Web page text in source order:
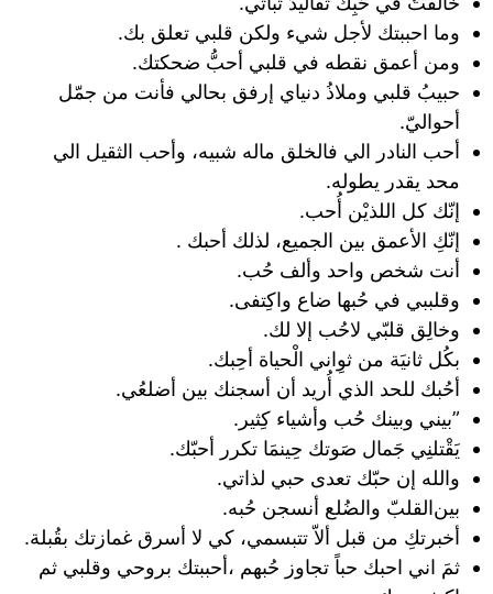
وما احببتك لأجل شيء ولكن قلبي تعلق بك.
ومن أعمق نقطه في قلبي أحبُّ ضحكتك.
حبيبُ قلبي وملاذُ دنياي إرفق بحالي فأنت من جمّل
أحواليّ.
أحب النادر الي فالخلق ماله شبيه، وأحب الثقيل الي
محد يقدر يطوله.
‏إنّك كل اللذيْن أُحب.
إنّكِ الأعمق بين الجميع، لذلك أحبك .
أنت شخص واحد وألف حُب.
‏وقلببي في حُبها ضاع واكِتفى.
‏وخالِق قلبّي لاحُب إلا لك.
‏بكُل ‌ثانيَة من ‌ثوِاني ‌الْحياة أحِبك.
‏أحُبك للحد الذي أُريد أن أسجنك بين أضلعُي.
‏”بيني وبينك حُب وأشياء كِثير.
‏يَقْتلنِي جَمال صَوتك حِينمَا تكرر أحبّك.
‏والله إن حبّك تعدى حبي لذاتي.
بينﺍلقلبّ والضُلع أنسجن حُبه.
أخبرتكِ من قبل ألاّ تتبسمي، ‏كي لا أسرق غمازتك بقُبلة.
ثمَ اني احبك حباً تجاوز حُبهم ،أحببتك بروحي وقلبي ثم